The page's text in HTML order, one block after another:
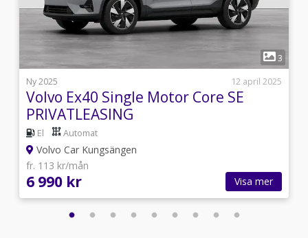
3
Ny 2025
12 april 2025
Volvo Ex40 Single Motor Core SE
PRIVATLEASING
El Automat
Volvo Car Kungsängen
fr. 113 kr/mån
6 990 kr Visa mer